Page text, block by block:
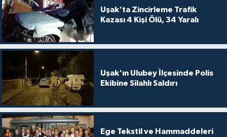
Uşak'ta Zincirleme Trafik
Kazası 4 Kişi Ölü, 34 Yaralı
Uşak'ın Ulubey İlçesinde Polis
Ekibine Silahlı Saldırı
Ege Tekstil ve Hammaddeleri